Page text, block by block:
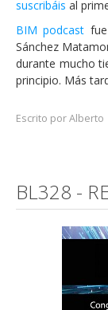
suscribáis al
BIM podcast
Sánchez
durante mucho
principio. Más
Escrito por Alberto
BL328 -